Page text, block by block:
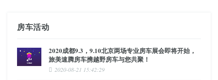
房车活动
2020成都9.3，9.10北京两场专业房车展会即将开始，
旅美速腾房车携越野房车与您共聚！
2020-08-21 15:42:29